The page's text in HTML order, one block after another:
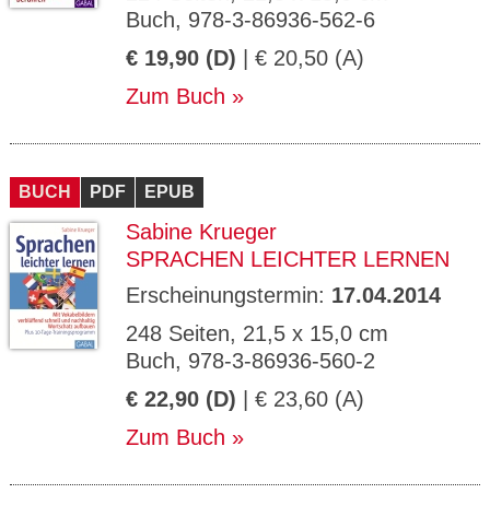
Buch, 978-3-86936-562-6
€ 19,90 (D) | € 20,50 (A)
Zum Buch
BUCH PDF EPUB
Sabine Krueger
SPRACHEN LEICHTER LERNEN
Erscheinungstermin: 17.04.2014
248 Seiten, 21,5 x 15,0 cm
Buch, 978-3-86936-560-2
€ 22,90 (D) | € 23,60 (A)
Zum Buch